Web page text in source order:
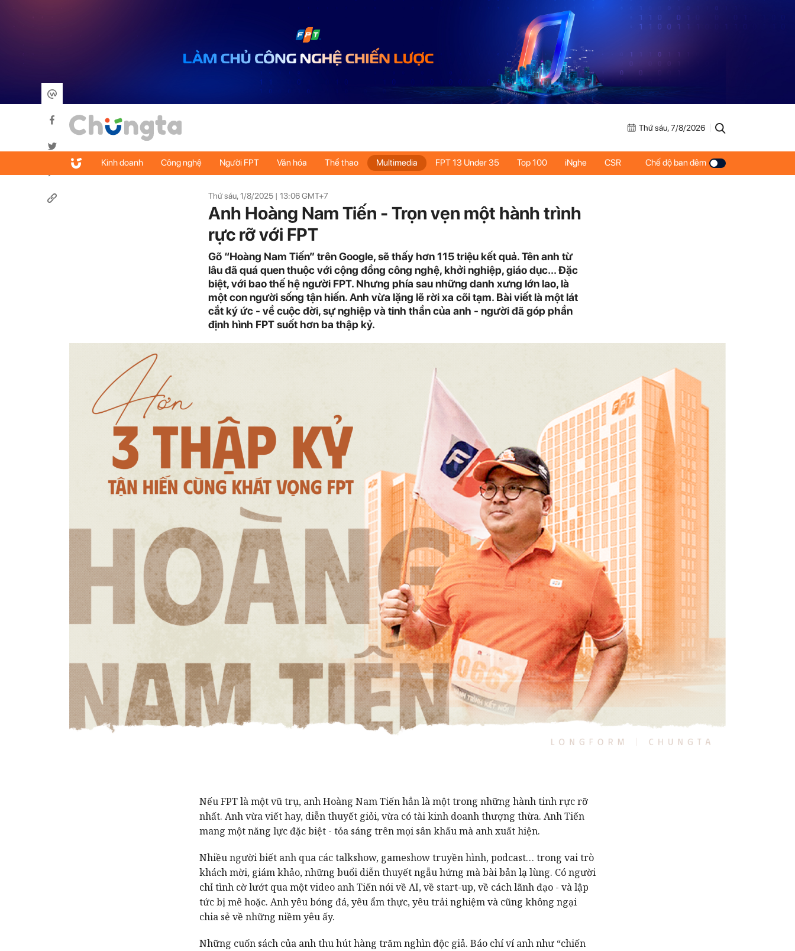
Thứ sáu, 7/8/2026
Kinh doanh Công nghệ Người FPT Văn hóa Thể thao Multimedia FPT 13 Under 35 Top 100 iNghe CSR Chế độ ban đêm
Thứ sáu, 1/8/2025 | 13:06GMT+7
Anh Hoàng Nam Tiến - Trọn vẹn một hành trình
rực rỡ với FPT
Gõ “Hoàng Nam Tiến” trên Google, sẽ thấy hơn 115 triệu kết quả. Tên anh từ
lâu đã quá quen thuộc với cộng đồng công nghệ, khởi nghiệp, giáo dục... Đặc
biệt, với bao thế hệ người FPT. Nhưng phía sau những danh xưng lớn lao, là
một con người sống tận hiến. Anh vừa lặng lẽ rời xa cõi tạm. Bài viết là một lát
cắt ký ức - về cuộc đời, sự nghiệp và tinh thần của anh - người đã góp phần
định hình FPT suốt hơn ba thập kỷ.
Nếu FPT là một vũ trụ, anh Hoàng Nam Tiến hẳn là một trong những hành tinh rực rỡ
nhất. Anh vừa viết hay, diễn thuyết giỏi, vừa có tài kinh doanh thượng thừa. Anh Tiến
mang một năng lực đặc biệt - tỏa sáng trên mọi sân khấu mà anh xuất hiện.
Nhiều người biết anh qua các talkshow, gameshow truyền hình, podcast… trong vai trò
khách mời, giám khảo, những buổi diễn thuyết ngẫu hứng mà bài bản lạ lùng. Có người
chỉ tình cờ lướt qua một video anh Tiến nói về AI, về start-up, về cách lãnh đạo - và lập
tức bị mê hoặc. Anh yêu bóng đá, yêu ẩm thực, yêu trải nghiệm và cũng không ngại
chia sẻ về những niềm yêu ấy.
Những cuốn sách của anh thu hút hàng trăm nghìn độc giả. Báo chí ví anh như “chiến